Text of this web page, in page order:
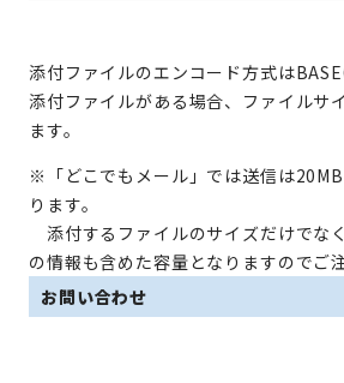
添付ファイルのエンコード方式は
添付ファイルがある場合、ファイルサ
ます。
※「どこでもメール」では送信は
ります。
添付するファイルのサイズだけでな
の情報も含めた容量となりますのでご
お問い合わせ